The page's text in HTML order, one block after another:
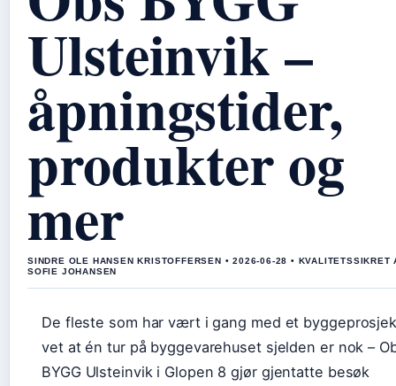
Ulsteinvik –
åpningstider,
produkter og
mer
SINDRE OLE HANSEN KRISTOFFERSEN • 2026-06-28 • KVALITETSSIKRET
SOFIE JOHANSEN
De fleste som har vært i gang med et
vet at én tur på byggevarehuset sjelden er nok –
BYGG Ulsteinvik i Glopen 8 gjør gjentatte besøk